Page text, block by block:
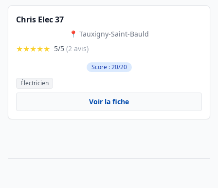
Chris Elec 37
📍 Tauxigny-Saint-Bauld
★★★★★ 5/5 (2 avis)
Score : 20/20
Électricien
Voir la fiche